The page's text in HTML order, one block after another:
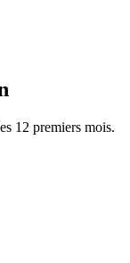
12 premiers mois.